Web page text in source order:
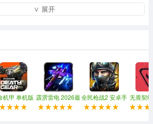
的基本射击反应和命中精度，要求在有限
握不同武器的后坐力规律和射击节奏。
选手在连续运动的状态下，保持高效地击
种速度和轨迹随机移动，旨在提高玩家的
跟枪稳定性和预测能力。
∨ 展开
机甲 单机版 霹雳雷电 2026最
新版
全民枪战2 安卓手
机版
无畏契
行动